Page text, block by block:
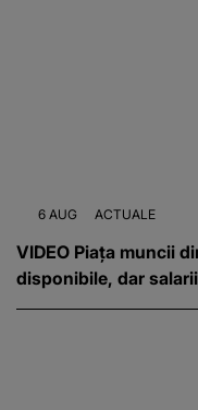
6 AUG ACTUALE
VIDEO Piața muncii
disponibile, dar